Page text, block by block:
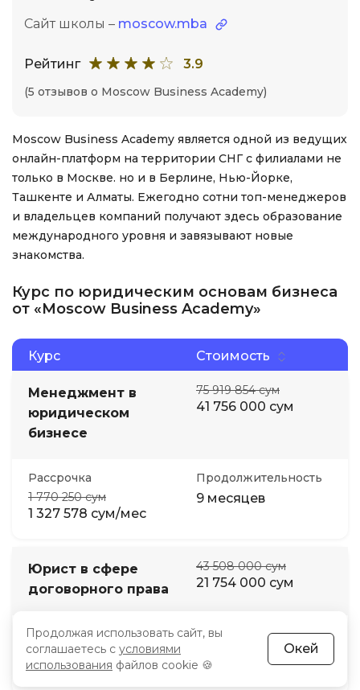
Сайт школы – moscow.mba
Рейтинг 3.9
(5 отзывов о Moscow Business Academy)
Moscow Business Academy является одной из ведущих
онлайн-платформ на территории СНГ с филиалами не
только в Москве. но и в Берлине, Нью-Йорке,
Ташкенте и Алматы. Ежегодно сотни топ-менеджеров
и владельцев компаний получают здесь образование
международного уровня и завязывают новые
знакомства.
Курс по юридическим основам бизнеса
от «Moscow Business Academy»
Курс Стоимость
Менеджмент в
юридическом
бизнесе
75 919 854 сум
41 756 000 сум
Рассрочка
1 770 250 сум
1 327 578 сум/мес
Продолжительность
9 месяцев
Юрист в сфере
договорного права
43 508 000 сум
21 754 000 сум
Рассрочка
885 052 сум
663 716 сум/мес
Продолжительность
Продолжая использовать сайт, вы
соглашаетесь с условиями
использования файлов cookie 🍪
Окей